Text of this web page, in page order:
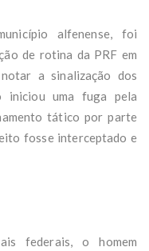
alfenense, foi
de rotina da PRF em
a sinalização dos
uma fuga pela
tático por parte
fosse interceptado e
federais, o homem